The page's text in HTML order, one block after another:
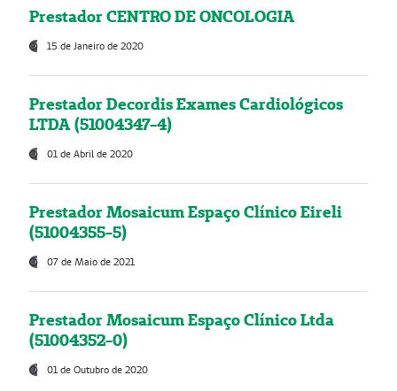
Prestador CENTRO DE ONCOLOGIA
15 de Janeiro de 2020
Prestador Decordis Exames Cardiológicos
LTDA (51004347-4)
01 de Abril de 2020
Prestador Mosaicum Espaço Clínico Eireli
(51004355-5)
07 de Maio de 2021
Prestador Mosaicum Espaço Clínico Ltda
(51004352-0)
01 de Outubro de 2020